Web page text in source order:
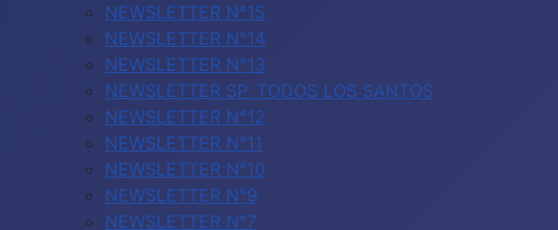
NEWSLETTER N°15
NEWSLETTER N°14
NEWSLETTER N°13
NEWSLETTER SP. TODOS LOS SANTOS
NEWSLETTER N°12
NEWSLETTER N°11
NEWSLETTER N°10
NEWSLETTER N°9
NEWSLETTER N°7